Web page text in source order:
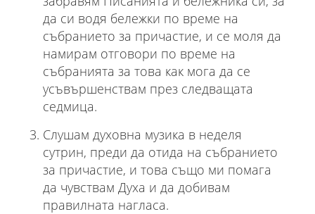
да си водя бележки по време на
събранието за причастие, и се моля да
намирам отговори по време на
събранията за това как мога да се
усъвършенствам през следващата
седмица.
Слушам духовна музика в неделя
сутрин, преди да отида на събранието
за причастие, и това също ми помага
да чувствам Духа и да добивам
правилната нагласа.